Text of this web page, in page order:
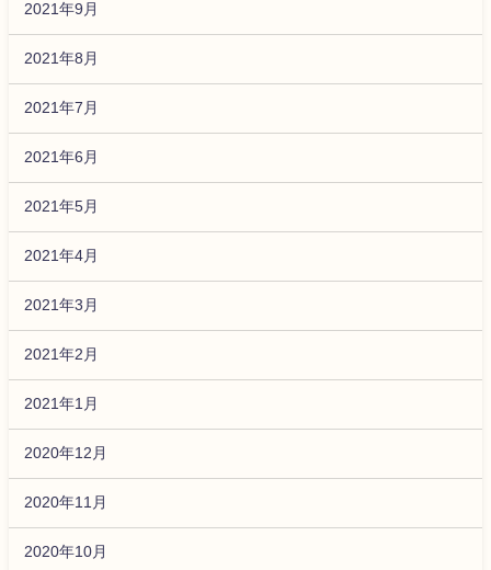
2021年9月
2021年8月
2021年7月
2021年6月
2021年5月
2021年4月
2021年3月
2021年2月
2021年1月
2020年12月
2020年11月
2020年10月